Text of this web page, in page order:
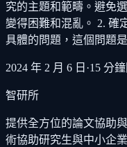
究的主題和範疇。避免
變得困難和混亂。 2. 確
具體的問題，這個問題
2024 年 2 月 6 日 ·15 分
智研所
提供全方位的論文協助
術協助研究生與中小企